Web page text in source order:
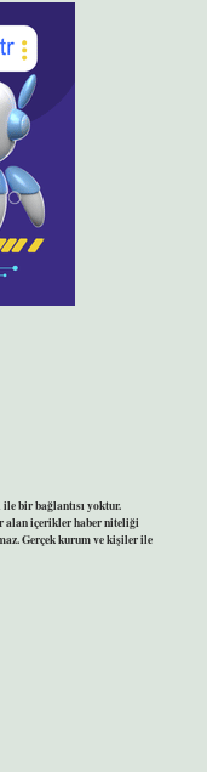
bir bağlantısı yoktur.
alan içerikler haber niteliği
Gerçek kurum ve kişiler ile